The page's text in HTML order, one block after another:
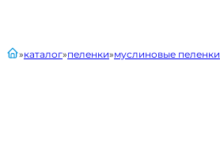
главнаякаталог пеленки муслиновые пеленки